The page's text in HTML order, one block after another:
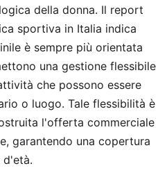
della donna. Il report
sportiva in Italia indica
è sempre più orientata
una gestione flessibile
che possono essere
o luogo. Tale flessibilità è
l'offerta commerciale
garantendo una copertura
d'età.